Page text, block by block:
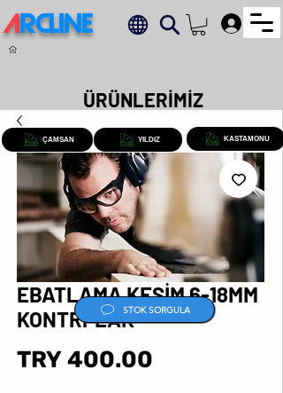
ARCLINE
EBATLAMA KESİM 6-18MM
KONTRPLAK
TRY 400.00
ÇAMSAN YILDIZ KASTAMONU
STOK SORGULA
ÜRÜNLERİMİZ